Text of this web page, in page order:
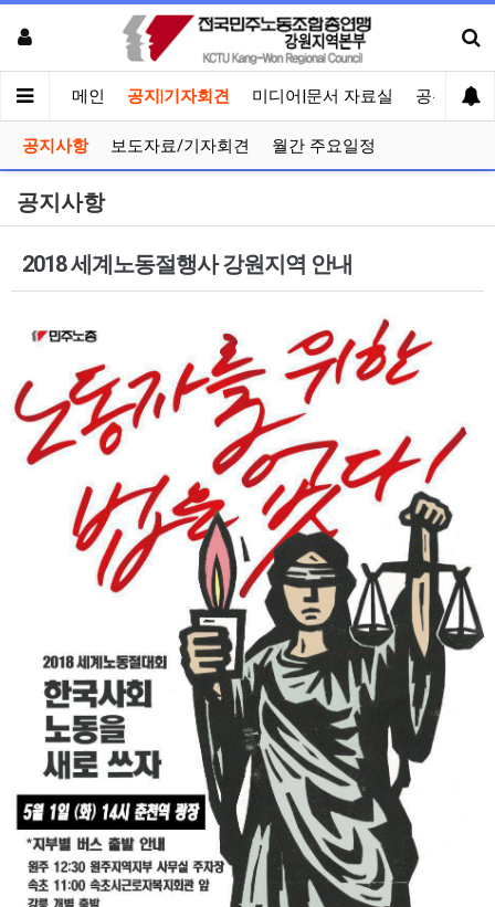
메인 공지|기자회견 미디어|문서 자료실 공유게시
공지사항 보도자료/기자회견 월간 주요일정
공지사항
2018 세계노동절행사 강원지역 안내